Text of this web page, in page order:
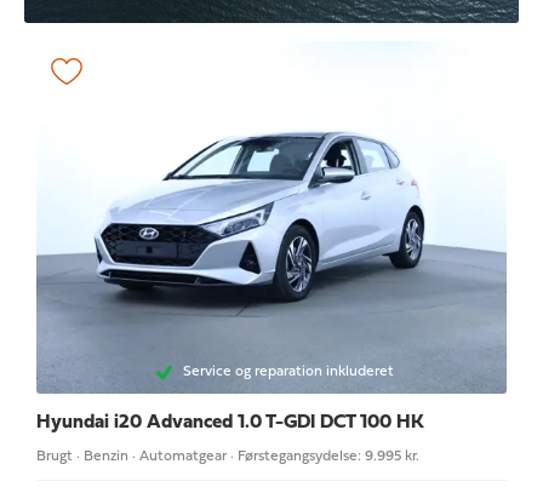
Service og reparation inkluderet
Hyundai i20 Advanced 1.0 T-GDI DCT 100 HK
Brugt · Benzin · Automatgear · Førstegangsydelse: 9.995 kr.